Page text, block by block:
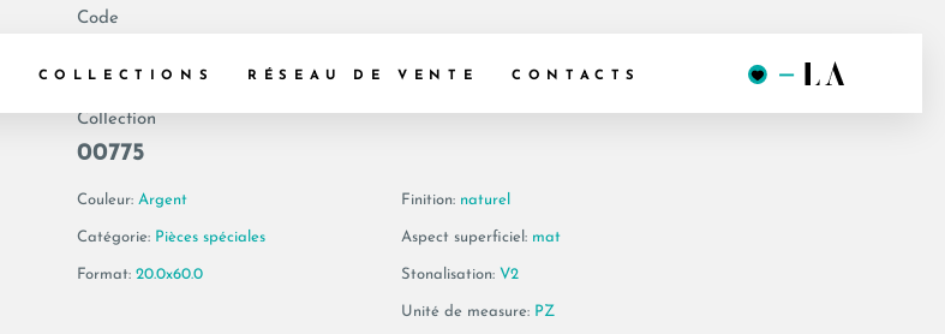
COLLECTIONS RÉSEAU DE VENTE CONTACTS
Code
Collection
00775
Couleur: Argent
Catégorie: Pièces spéciales
Format: 20.0x60.0
Finition: naturel
Aspect superficiel: mat
Stonalisation: V2
Unité de measure: PZ